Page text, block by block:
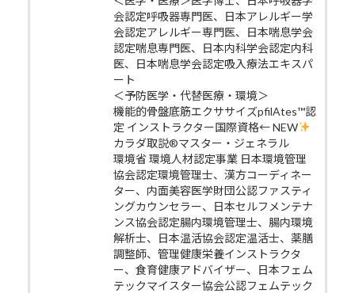
会認定呼吸器専門医、日本アレルギー学
会認定アレルギー専門医、日本喘息学会
認定喘息専門医、日本内科学会認定内科
医、日本喘息学会認定吸入療法エキスパ
ート
＜予防医学・代替医療・環境＞
機能的骨盤底筋エクササイズpfilAtes™認
定 インストラクター国際資格← NEW
カラダ取説®マスター・ジェネラル
環境省 環境人材認定事業 日本環境管理
協会認定環境管理士、漢方コーディネー
ター、内面美容医学財団公認ファスティ
ングカウンセラー、日本セルフメンテナ
ンス協会認定腸内環境管理士、腸内環境
解析士、日本温活協会認定温活士、薬膳
調整師、管理健康栄養インストラクタ
ー、食育健康アドバイザー、日本フェム
テックマイスター協会公認フェムテック